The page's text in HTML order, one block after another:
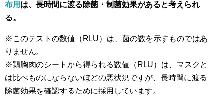
布用 は、長時間に渡る除菌・制菌効果があると考えられ
る。
※このテストの数値（RLU）は、菌の数を示すものではあ
りません。
※鶏胸肉のシートから得られる数値（RLU）は、マスクと
は比べものにならないほどの悪状況ですが、長時間に渡る
除菌効果を確認するために採用しています。